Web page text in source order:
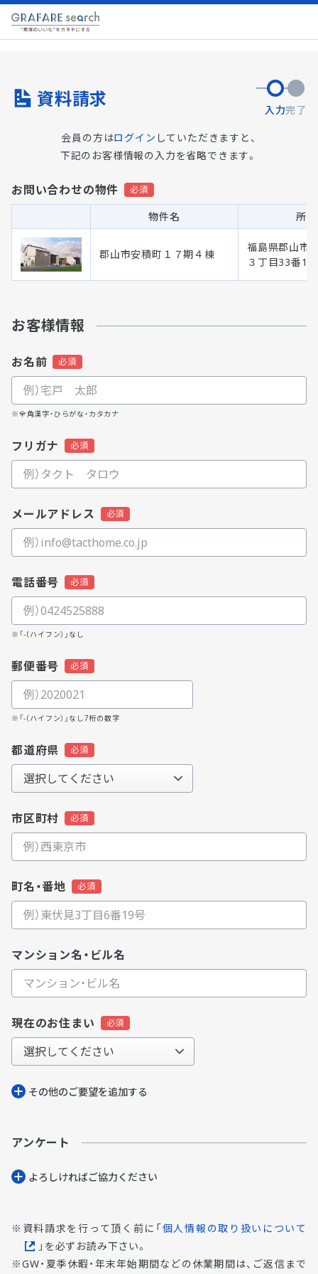
資料請求 入力完了
会員の方はログイン していただきますと、
下記のお客様情報の入力を省略できます。
お問い合わせの物件
物件名 所
郡山市安積町１７期４棟
福島県郡山市
３丁目33番1の
お客様情報
お名前
※全角漢字・ひらがな・カタカナ
フリガナ
メールアドレス
電話番号
※「-（ハイフン）」なし
郵便番号
※「-（ハイフン）」なし7桁の数字
都道府県
市区町村
町名・番地
マンション名・ビル名
現在のお住まい
その他のご要望を追加する
アンケート
よろしければご協⼒ください
資料請求を行って頂く前に「個人情報の取り扱いについて
」を必ずお読み下さい。
GW・夏季休暇・年末年始期間などの休業期間は、ご返信まで